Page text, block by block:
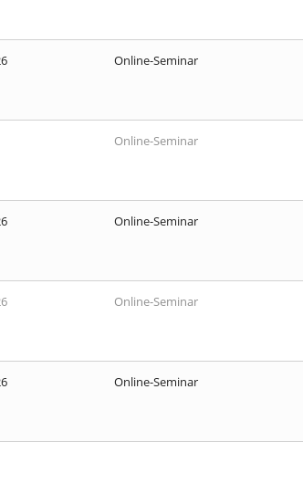
Online-Seminar
Online-Seminar
Online-Seminar
Online-Seminar
Online-Seminar